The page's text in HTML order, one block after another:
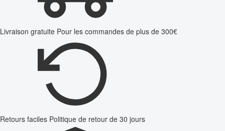
Livraison gratuite Pour les commandes de plus de 300€
Retours faciles Politique de retour de 30 jours